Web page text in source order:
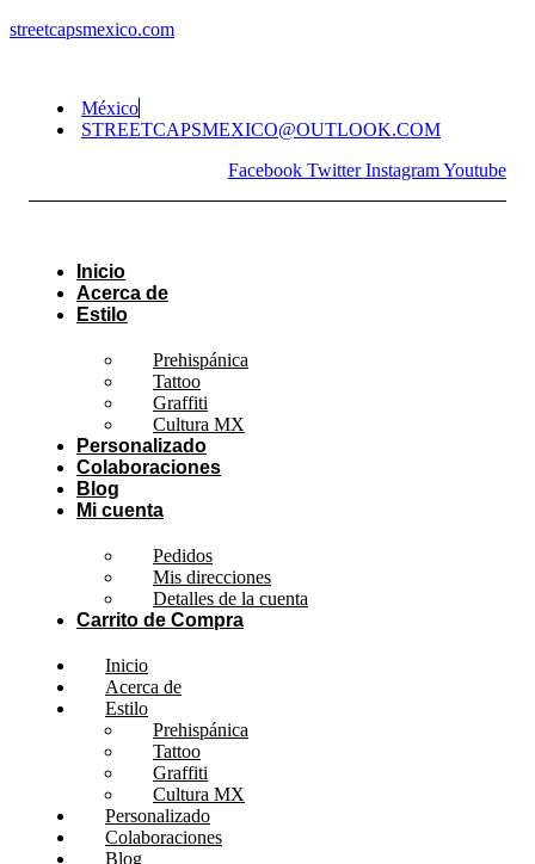
streetcapsmexico.com
México
STREETCAPSMEXICO@OUTLOOK.COM​
Facebook Twitter InstagramYoutube
Inicio
Acerca de
Estilo
Prehispánica
Tattoo
Graffiti
Cultura MX
Personalizado
Colaboraciones
Blog
Mi cuenta
Pedidos
Mis direcciones
Detalles de la cuenta
Carrito de Compra
Inicio
Acerca de
Estilo
Prehispánica
Tattoo
Graffiti
Cultura MX
Personalizado
Colaboraciones
Blog